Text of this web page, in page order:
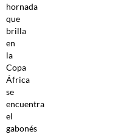
hornada
que
brilla
en
la
Copa
África
se
encuentra
el
gabonés